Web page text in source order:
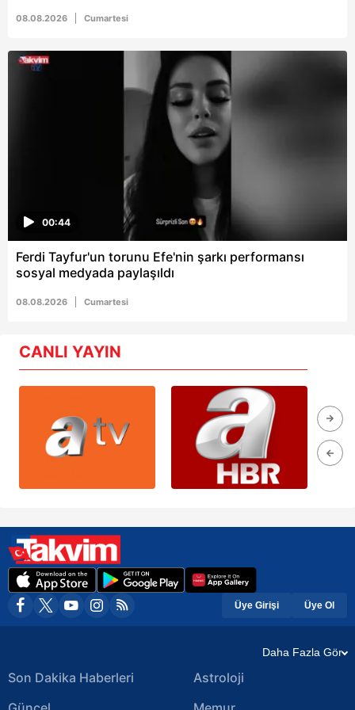
08.08.2026 Cumartesi
00:44
Ferdi Tayfur'un torunu Efe'nin şarkı performansı
sosyal medyada paylaşıldı
08.08.2026 Cumartesi
CANLI YAYIN
Üye Girişi Üye Ol
Daha Fazla Gör
Son Dakika Haberleri
Astroloji